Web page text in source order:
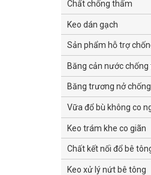
Chất chống thấm
Keo dán gạch
Sản phẩm hỗ trợ
Băng cản nước
Băng trương nở
Vữa đổ bù không co
Keo trám khe co giãn
Chất kết nối đổ bê
Keo xử lý nứt bê tông